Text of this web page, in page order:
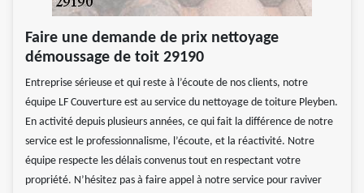
Faire une demande de prix nettoyage
démoussage de toit 29190
Entreprise sérieuse et qui reste à l’écoute de nos clients, notre
équipe LF Couverture est au service du nettoyage de toiture Pleyben.
En activité depuis plusieurs années, ce qui fait la différence de notre
service est le professionnalisme, l’écoute, et la réactivité. Notre
équipe respecte les délais convenus tout en respectant votre
propriété. N’hésitez pas à faire appel à notre service pour raviver